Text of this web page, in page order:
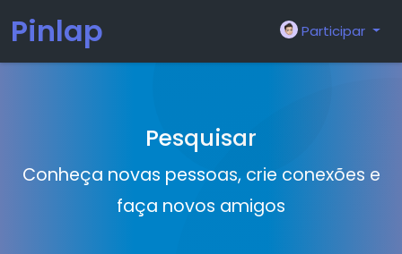
Pinlap Participar
Pesquisar
Conheça novas pessoas, crie conexões e
faça novos amigos